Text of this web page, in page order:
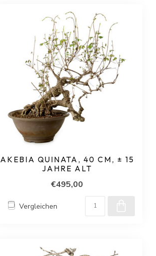
AKEBIA QUINATA, 40 CM, ± 15
JAHRE ALT
€495,00
Vergleichen